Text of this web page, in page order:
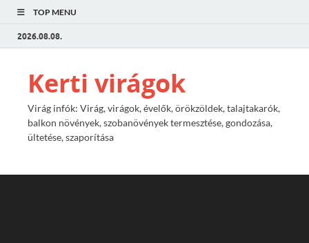
TOP MENU
2026.08.08.
Kerti virágok
Virág infók: Virág, virágok, évelők, örökzöldek, talajtakarók,
balkon növények, szobanövények termesztése, gondozása,
ültetése, szaporítása